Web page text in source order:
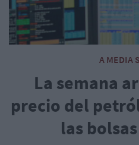
A MEDIA
La semana
precio del
las